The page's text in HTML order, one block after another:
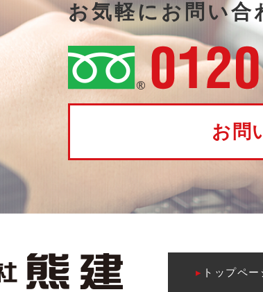
お気軽にお問い合
お問
▸ トップペー